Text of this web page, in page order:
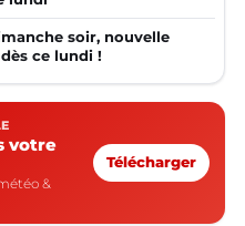
soir, nouvelle
ce lundi !
votre
&
Télécharger